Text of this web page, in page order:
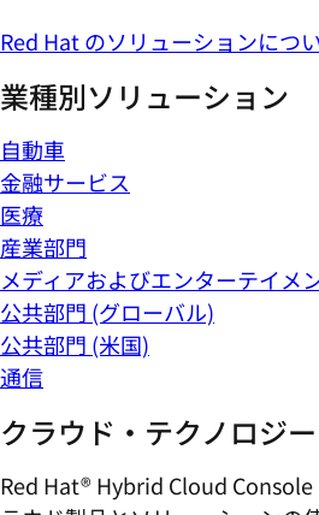
Red Hat のソリューションにつ
業種別ソリューション
自動車
金融サービス
医療
産業部門
メディアおよびエンターテイメ
公共部門 (グローバル)
公共部門 (米国)
通信
クラウド・テクノロジ
Red Hat® Hybrid Cloud Console